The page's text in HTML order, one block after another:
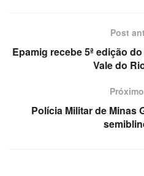
Post
Epamig recebe 5ª edição
Vale do
Polícia Militar de Minas